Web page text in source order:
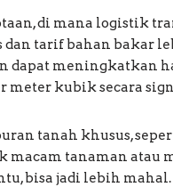
di mana logistik
tarif bahan bakar
dapat meningkatkan
meter kubik secara
tanah khusus,
macam tanaman atau
bisa jadi lebih mahal.